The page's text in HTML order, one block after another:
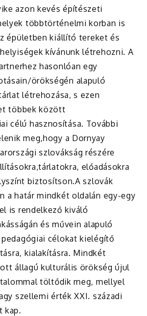
azon kevés építészeti
többtörténelmi korban is
épületben kiállító tereket és
kívánunk létrehozni. A
hasonlóan egy
örökségén alapuló
létrehozása, s ezen
többek között
célú hasznosítása. További
meg,hogy a Dornyay
szlovákság részére
előadásokra
biztosítson.A szlovák
a határ mindkét oldalán egy-egy
is rendelkező kiváló
és művein alapuló
célokat kielégítő
kialakításra. Mindkét
állagú kulturális örökség újul
töltődik meg, mellyel
szellemi érték XXI. századi
kap.